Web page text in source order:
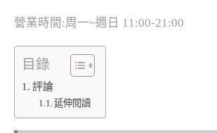
營業時間 :周一~週日 11:00-21:00
目錄
評論
延伸閱讀